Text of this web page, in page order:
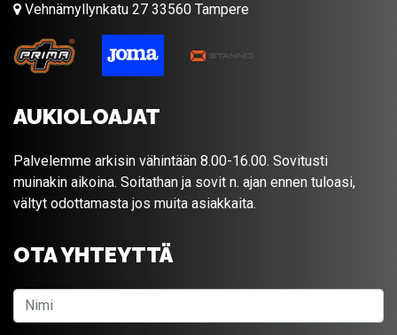
Vehnämyllynkatu 27 33560 Tampere
AUKIOLOAJAT
Palvelemme arkisin vähintään 8.00-16.00. Sovitusti
muinakin aikoina. Soitathan ja sovit n. ajan ennen tuloasi,
vältyt odottamasta jos muita asiakkaita.
OTA YHTEYTTÄ